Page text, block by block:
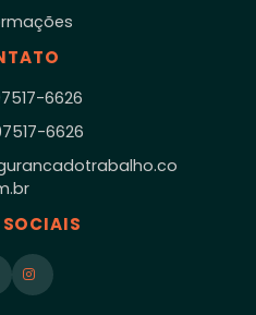
6626
6626
SOCIAIS